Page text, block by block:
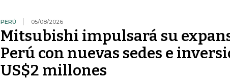
PERÚ 05/08/2026
Mitsubishi impulsará su
Perú con nuevas sedes e
US$2 millones